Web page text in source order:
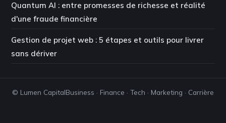
Quantum AI : entre promesses de richesse et réalité
d'une fraude financière
Gestion de projet web : 5 étapes et outils pour livrer
sans dériver
© Lumen CapitalBusiness · Finance · Tech · Marketing · Carrière